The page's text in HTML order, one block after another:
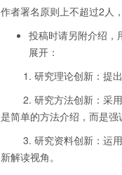
作者署名原则上不超过2人
投稿时请另附介绍 ，
展开：
1. 研究理论创新：提
2. 研究方法创新：采
是简单的方法介绍，而是
3. 研究资料创新：运
新解读视角。